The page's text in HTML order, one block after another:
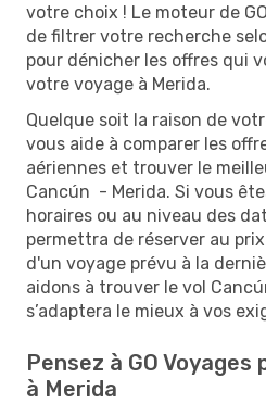
votre choix ! Le moteur de
de filtrer votre recherche
pour dénicher les offres qui
votre voyage à Merida.
Quelque soit la raison de
vous aide à comparer les
aériennes et trouver le
Cancún - Merida. Si vous
horaires ou au niveau des
permettra de réserver au prix
d'un voyage prévu à la
aidons à trouver le vol
s’adaptera le mieux à vos
Pensez à GO
à Merida